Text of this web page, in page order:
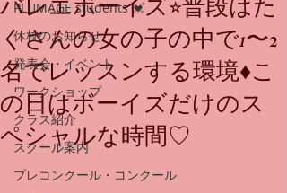
PLUMAGE students 💓
休校のお知らせ
発表会・イベント
ワークショップ
クラス紹介
スクール案内
プレコンクール・コンクール
バレエボーイズ⭐︎普段はた
くさんの女の子の中で1〜2
名でレッスンする環境♦︎こ
の日はボーイズだけのス
ペシャルな時間♡